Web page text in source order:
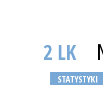
2 LK
STATYSTYKI